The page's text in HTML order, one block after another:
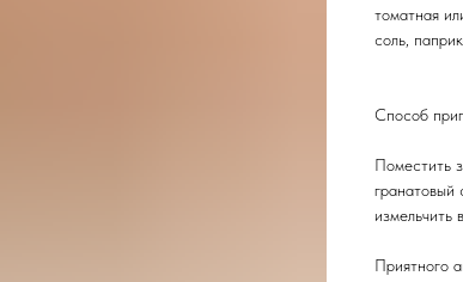
томатная
соль,
Способ
Поместить
гранатовый
измельчить
Приятного